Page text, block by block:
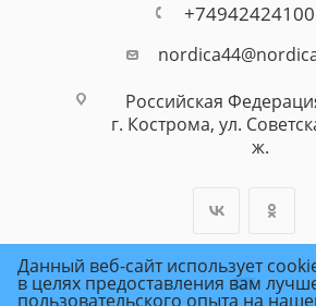
+74942424100
Российская
г. Кострома, ул.
ж.
Данный веб-сайт использует
в целях предоставления вам
пользовательского опыта на